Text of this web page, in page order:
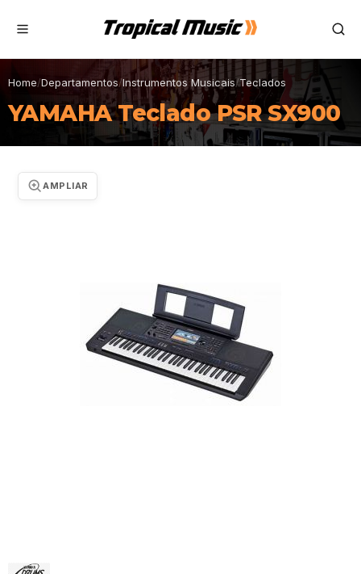
Home/Departamentos/Instrumentos Musicais/Teclados
YAMAHA Teclado PSR SX900
AMPLIAR